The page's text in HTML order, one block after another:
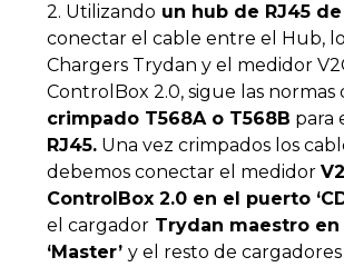
2. Utilizando un hub de RJ45 de
conectar el cable entre el Hub,
Chargers Trydan y el medidor
ControlBox 2.0, sigue las normas
crimpado T568A o T568B para
RJ45. Una vez crimpados los
debemos conectar el medidor
ControlBox 2.0 en el puerto
el cargador Trydan maestro
‘Master’ y el resto de cargadores